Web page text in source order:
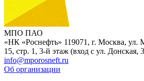
МПО ПАО
«НК «Роснефть» 119071, г. Москва, ул.
15, стр. 1, 3-й этаж (вход с ул. Донская,
info@mporosneft.ru
Об организации